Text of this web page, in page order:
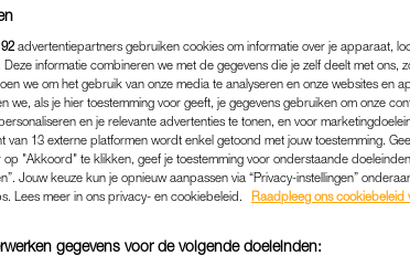
92 advertentiepartners gebruiken cookies om informatie over je apparaat,
informatie combineren we met de gegevens die je zelf deelt met ons,
we om het gebruik van onze media te analyseren en onze websites en
we, als je hier toestemming voor geeft, je gegevens gebruiken om onze
en je relevante advertenties te tonen, en voor
van 13 externe platformen wordt enkel getoond met jouw toestemming.
op "Akkoord" te klikken, geef je toestemming voor onderstaande
Jouw keuze kun je opnieuw aanpassen via “Privacy-instellingen”
Lees meer in ons privacy- en cookiebeleid.
Raadpleeg ons cookiebeleid
gegevens voor de volgende doeleinden: